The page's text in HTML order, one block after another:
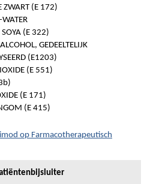
ZWART (E 172)
WATER
SOYA (E 322)
GEDEELTELIJK
(E1203)
(E 551)
(E 171)
(E 415)
op Farmacotherapeutisch